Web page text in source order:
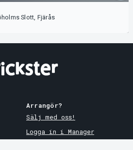
Slott, Fjärås
Arrangör?
Sälj med oss!
Logga in i Manager